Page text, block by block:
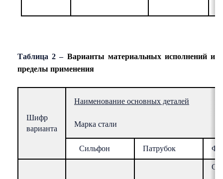
Таблица2 – Варианты материальных исполнений и
пределы применения
Шифр
варианта
Наименование основных деталей
Марка стали
Сильфон Патрубок